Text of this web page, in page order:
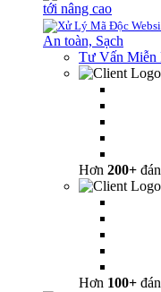
tới nâng cao
An toàn, Sạch
Tư Vấn Miễn
Hơn 200+
Hơn 100+